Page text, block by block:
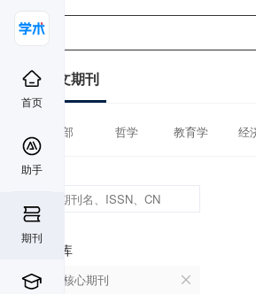
首页
助手
期刊
中文期刊
全部 哲学 教育学 经
数据库
北大核心期刊